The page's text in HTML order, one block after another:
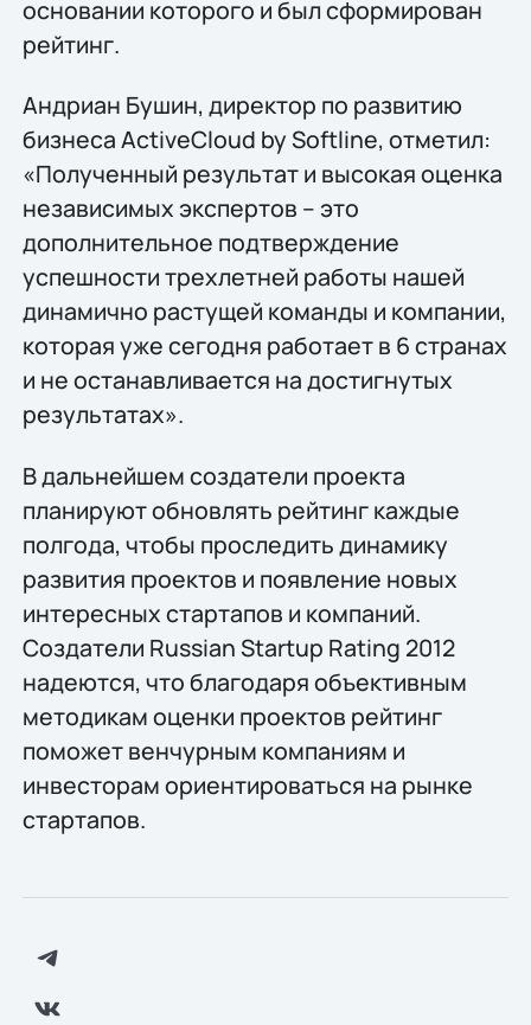
основании которого и был сформирован
рейтинг.
Андриан Бушин, директор по развитию
бизнеса ActiveCloud by Softline, отметил:
«Полученный результат и высокая оценка
независимых экспертов – это
дополнительное подтверждение
успешности трехлетней работы нашей
динамично растущей команды и компании,
которая уже сегодня работает в 6 странах
и не останавливается на достигнутых
результатах».
В дальнейшем создатели проекта
планируют обновлять рейтинг каждые
полгода, чтобы проследить динамику
развития проектов и появление новых
интересных стартапов и компаний.
Создатели Russian Startup Rating 2012
надеются, что благодаря объективным
методикам оценки проектов рейтинг
поможет венчурным компаниям и
инвесторам ориентироваться на рынке
стартапов.